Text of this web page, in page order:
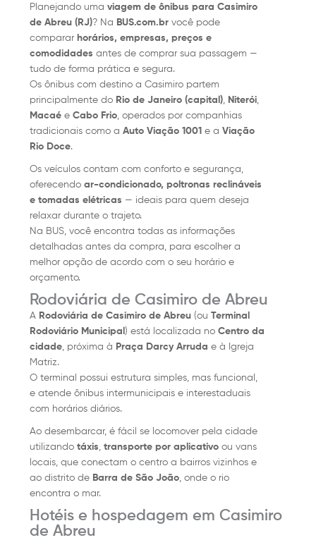
Planejando umaviagem de ônibus para Casimiro
de Abreu (RJ)? Na BUS.com.br você pode
comparar horários, empresas, preços e
comodidades antes de comprar sua passagem —
tudo de forma prática e segura.
Os ônibus com destino a Casimiro partem
principalmente do Rio de Janeiro (capital) Niterói
Macaé eCabo Frio , operados por companhias
tradicionais como aAuto Viação 1001 e aViação
Rio Doce.
Os veículos contam com conforto e segurança,
oferecendoar-condicionado, poltronas reclináveis
e tomadas elétricas — ideais para quem deseja
relaxar durante o trajeto.
Na BUS, você encontra todas as informações
detalhadas antes da compra, para escolher a
melhor opção de acordo com o seu horário e
orçamento.
Rodoviária de Casimiro de Abreu
A Rodoviária de Casimiro de Abreu (ouTerminal
Rodoviário Municipal ) está localizada noCentro da
cidade , próxima à Praça Darcy Arruda e à Igreja
Matriz.
O terminal possui estrutura simples, mas funcional,
e atende ônibus intermunicipais e interestaduais
com horários diários.
Ao desembarcar, é fácil se locomover pela cidade
utilizandotáxis ,transporte por aplicativo ou vans
locais, que conectam o centro a bairros vizinhos e
ao distrito de Barra de São João , onde o rio
encontra o mar.
Hotéis e hospedagem em Casimiro
de Abreu